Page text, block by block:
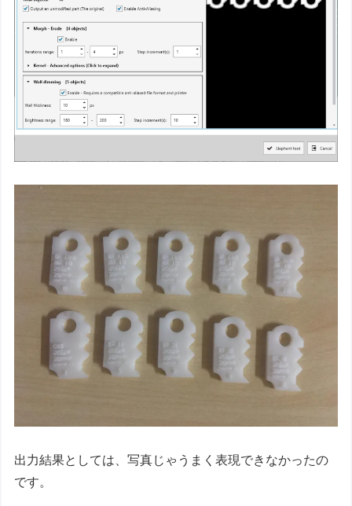
出力結果としては、写真じゃうまく表現できなかったの
です。